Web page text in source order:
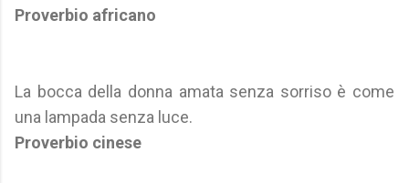
Proverbio africano
La bocca della donna amata senza sorriso è come
una lampada senza luce.
Proverbio cinese